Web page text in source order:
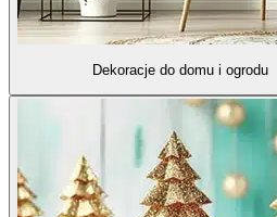
Dekoracje do domu i ogrodu